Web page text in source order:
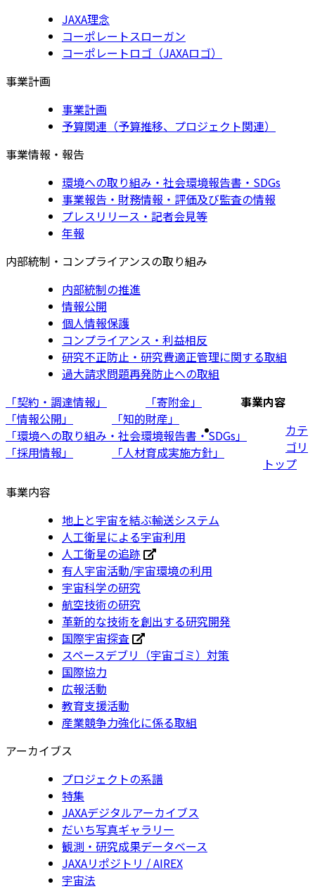
JAXA理念
コーポレートスローガン
コーポレートロゴ（JAXAロゴ）
事業計画
事業計画
予算関連（予算推移、プロジェクト関連）
事業情報・報告
環境への取り組み・社会環境報告書・SDGs
事業報告・財務情報・評価及び監査の情報
プレスリリース・記者会見等
年報
内部統制・コンプライアンスの取り組み
内部統制の推進
情報公開
個人情報保護
コンプライアンス・利益相反
研究不正防止・研究費適正管理に関する取組
過大請求問題再発防止への取組
「契約・調達情報」
「寄附金」
「情報公開」
「知的財産」
「環境への取り組み・社会環境報告書・SDGs」
「採用情報」
「人材育成実施方針」
事業内容
カテ
ゴリ
トップ
事業内容
地上と宇宙を結ぶ輸送システム
人工衛星による宇宙利用
人工衛星の追跡
有人宇宙活動/宇宙環境の利用
宇宙科学の研究
航空技術の研究
革新的な技術を創出する研究開発
国際宇宙探査
スペースデブリ（宇宙ゴミ）対策
国際協力
広報活動
教育支援活動
産業競争力強化に係る取組
アーカイブス
プロジェクトの系譜
特集
JAXAデジタルアーカイブス
だいち写真ギャラリー
観測・研究成果データベース
JAXAリポジトリ / AIREX
宇宙法